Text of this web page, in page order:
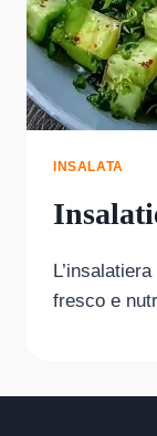
INSALATA
fresco e